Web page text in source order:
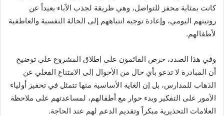
كانت بمثابة محفز للتواصل، وهي طريقة لجذب الآباء بعيداً عن
روتينهم اليومي، وإعادة توجيه انتباههم إلى الحالة النفسية والعاطفية
لأطفالهم.
وفي هذا الصدد، حرص القائمون على إطلاق المشروع على توضيح
أن المبادرة لا تدعو بأي حال من الأحوال إلى الامتناع الفعلي عن
الذهاب للمدارس، بل إن الغاية الأساسية منها تتمثل في تحفيز أولياء
الأمور على التفكير وبدء حوار مع أطفالهم، لمساعدتهم على ملاحظة
العلامات التحذيرية مبكراً وتقديم الدعم لهم عند الحاجة.